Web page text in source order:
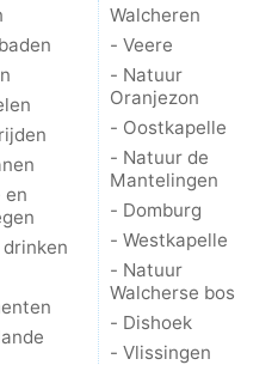
en
Walcheren
- Veere
- Natuur
Oranjezon
- Oostkapelle
- Natuur de
Mantelingen
- Domburg
- Westkapelle
- Natuur
Walcherse bos
- Dishoek
- Vlissingen